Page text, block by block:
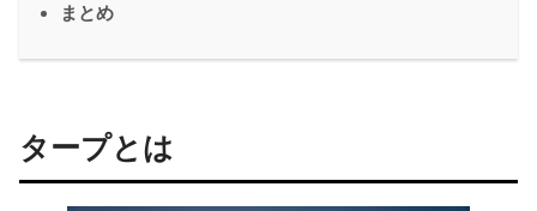
まとめ
タープとは